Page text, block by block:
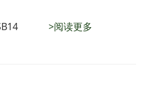
>阅读更多